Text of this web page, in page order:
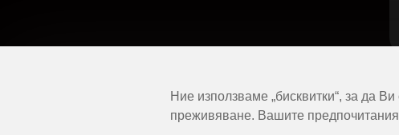
Ние използваме „бисквитки“, за да
преживяване. Вашите